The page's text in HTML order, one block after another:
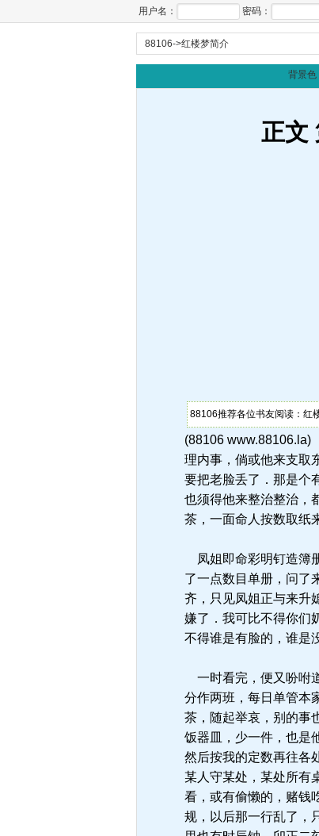
用户名： 密码：
88106->红楼梦简介
背景色
正文
88106推荐各位书友阅读：红
(88106 www.88106.la)
理内事，倘或他来支取
要把老脸丢了．那是个
也须得他来整治整治，
茶，一面命人按数取纸
凤姐即命彩明钉造簿
了一点数目单册，问了
齐，只见凤姐正与来升
嫌了．我可比不得你们
不得谁是有脸的，谁是
一时看完，便又吩咐
分作两班，每日单管本
茶，随起举哀，别的事
饭器皿，少一件，也是
然后按我的定数再往各
某人守某处，某处所有
看，或有偷懒的，赌钱
规，以后那一行乱了，